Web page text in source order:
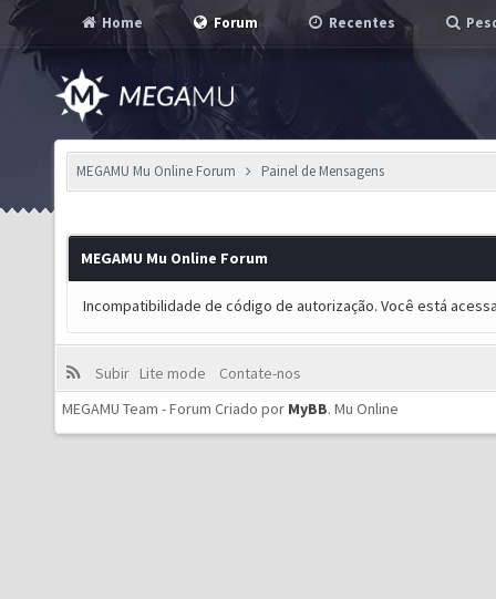
Home Forum Recentes
MEGAMU Mu Online Forum Painel de Mensagens
MEGAMU Mu Online Forum
Incompatibilidade de código de autorização. Você está
Subir Lite mode
Contate-nos
MEGAMU Team - Forum Criado por MyBB. Mu Online